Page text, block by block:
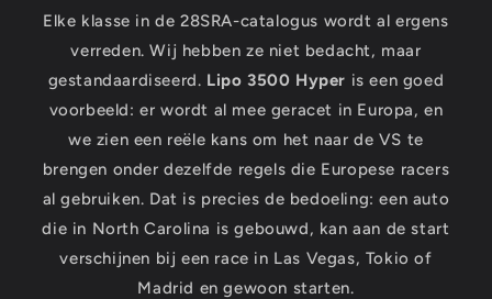
Elke klasse in de 28SRA-catalogus wordt al ergens
verreden. Wij hebben ze niet bedacht, maar
gestandaardiseerd. Lipo 3500 Hyper is een goed
voorbeeld: er wordt al mee geracet in Europa, en
we zien een reële kans om het naar de VS te
brengen onder dezelfde regels die Europese racers
al gebruiken. Dat is precies de bedoeling: een auto
die in North Carolina is gebouwd, kan aan de start
verschijnen bij een race in Las Vegas, Tokio of
Madrid en gewoon starten.